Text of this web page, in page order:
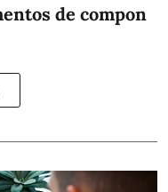
de compon